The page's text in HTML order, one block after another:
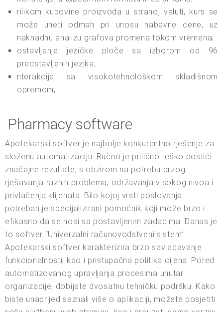
rilikom kupovine proizvoda u stranoj valuti, kurs se
može uneti odmah pri unosu nabavne cene, uz
naknadnu analizu grafova promena tokom vremena;
ostavljanje jezičke ploče sa izborom od 96
predstavljenih jezika;
nterakcija sa visokotehnološkom skladišnom
opremom;
Pharmacy software
Apotekarski softver je najbolje konkurentno rješenje za
složenu automatizaciju. Ručno je prilično teško postići
značajne rezultate, s obzirom na potrebu brzog
rješavanja raznih problema, održavanja visokog nivoa i
privlačenja klijenata. Bilo kojoj vrsti poslovanja
potreban je specijalizirani pomoćnik koji može brzo i
efikasno da se nosi sa postavljenim zadacima. Danas je
to softver “Univerzalni računovodstveni sistem”.
Apotekarski softver karakterizira brzo savladavanje
funkcionalnosti, kao i pristupačna politika cijena. Pored
automatizovanog upravljanja procesima unutar
organizacije, dobijate dvosatnu tehničku podršku. Kako
biste unaprijed saznali više o aplikaciji, možete posjetiti